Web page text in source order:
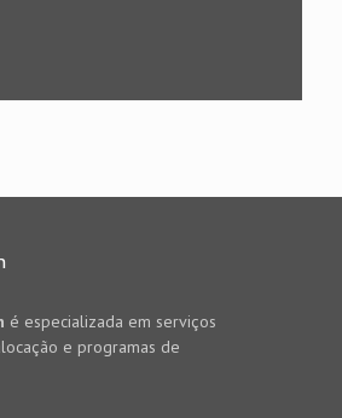
é especializada em serviços
e programas de